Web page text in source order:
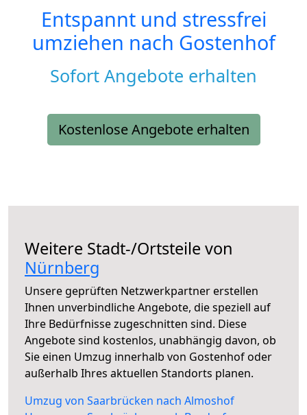
Entspannt und stressfrei
umziehen nach Gostenhof
Sofort Angebote erhalten
Kostenlose Angebote erhalten
Weitere Stadt-/Ortsteile von
Nürnberg
Unsere geprüften Netzwerkpartner erstellen
Ihnen unverbindliche Angebote, die speziell auf
Ihre Bedürfnisse zugeschnitten sind. Diese
Angebote sind kostenlos, unabhängig davon, ob
Sie einen Umzug innerhalb von Gostenhof oder
außerhalb Ihres aktuellen Standorts planen.
Umzug von Saarbrücken nach Almoshof